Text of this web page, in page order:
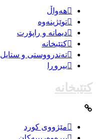
هەواڵ
توێژینەوە
دیمانە و راپۆرت
کتێبخانە
تەندرووستی و ستایل
بیروڕا
کتێبخانە
مێژووى کورد